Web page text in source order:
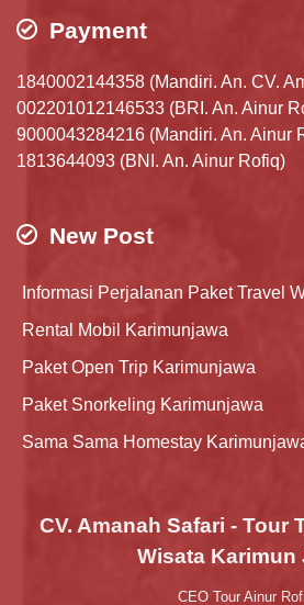
Payment
1840002144358 (Mandiri. An. CV.
002201012146533 (BRI. An. Ainur
9000043284216 (Mandiri. An. Ainur
1813644093 (BNI. An. Ainur Rofiq)
New Post
Informasi Perjalanan Paket Travel
Rental Mobil Karimunjawa
Paket Open Trip Karimunjawa
Paket Snorkeling Karimunjawa
Sama Sama Homestay
CV. Amanah Safari - Tour
Wisata Karimun
CEO Tour Ainur